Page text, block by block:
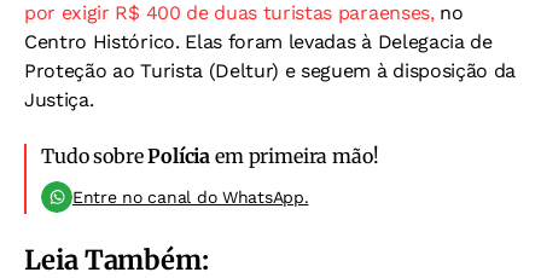
por exigir R$ 400 de duas turistas paraenses, no
Centro Histórico. Elas foram levadas à Delegacia de
Proteção ao Turista (Deltur) e seguem à disposição da
Justiça.
Tudo sobrePolícia em primeira mão!
Entre no canal do WhatsApp.
Leia Também: